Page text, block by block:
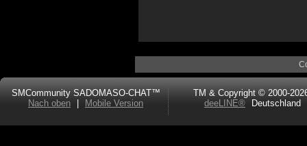
SMCommunity SADOMASO-CHAT™
Nach oben
Mobile Version
TM & Copyright © 2000-
deeLINE®
Deutschland